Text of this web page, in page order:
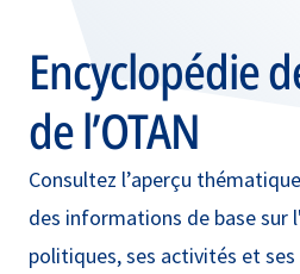
Encyclopédie
de l’OTAN
Consultez l’aperçu
des informations de base sur
politiques, ses activités et